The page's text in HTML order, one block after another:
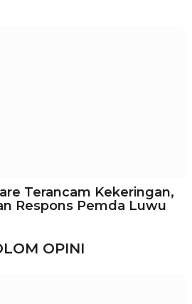
Terancam Kekeringan,
Respons Pemda Luwu
OPINI